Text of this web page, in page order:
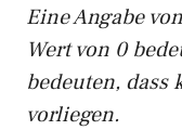
Eine Angabe
Wert von 0
bedeuten, dass
vorliegen.